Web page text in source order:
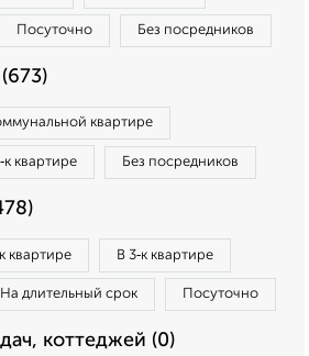
Посуточно Без посредников
квартире
квартире Без посредников
квартире В 3‑к квартире
На длительный срок Посуточно
коттеджей (0)